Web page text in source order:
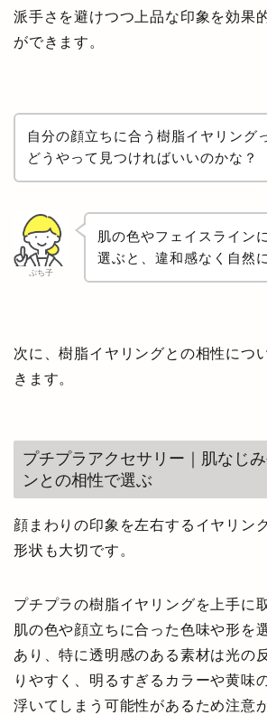
派手さを避けつつ上品な印象を効果
ができます。
自分の顔立ちに合う樹脂イヤリング
どうやって見つければいいのかな？
ぷち子
肌の色やフェイスライン
選ぶと、違和感なく自然
次に、樹脂イヤリングとの相性につ
きます。
プチプラアクセサリー｜肌なじ
ンとの相性で選ぶ
顔まわりの印象を左右するイヤリン
形状も大切です。
プチプラの樹脂イヤリングを上手に
肌の色や顔立ちに合った色味や形を
あり、特に透明感のある素材は光の
りやすく、明るすぎるカラーや黄味
浮いてしまう可能性があるため注意